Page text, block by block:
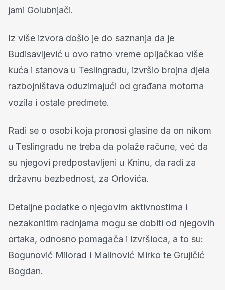
jami Golubnjači.
Iz više izvora došlo je do saznanja da je
Budisavljević u ovo ratno vreme opljačkao više
kuća i stanova u Teslingradu, izvršio brojna djela
razbojništava oduzimajući od građana motorna
vozila i ostale predmete.
Radi se o osobi koja pronosi glasine da on nikom
u Teslingradu ne treba da polaže račune, već da
su njegovi predpostavljeni u Kninu, da radi za
državnu bezbednost, za Orlovića.
Detaljne podatke o njegovim aktivnostima i
nezakonitim radnjama mogu se dobiti od njegovih
ortaka, odnosno pomagača i izvršioca, a to su:
Bogunović Milorad i Malinović Mirko te Grujičić
Bogdan.